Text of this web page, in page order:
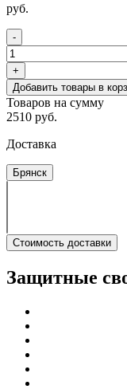
руб.
-
+
Добавить товары в
Товаров на сумму
2510 руб.
Доставка
Брянск
Стоимость доставки
Защитные